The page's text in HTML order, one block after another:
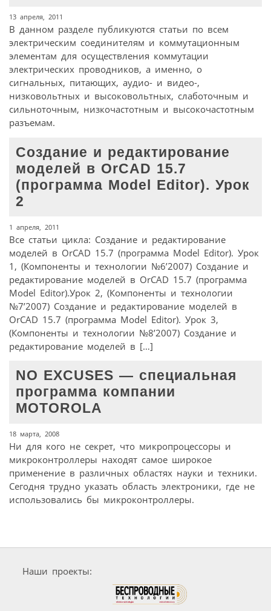
13 апреля, 2011
В данном разделе публикуются статьи по всем
электрическим соединителям и коммутационным
элементам для осуществления коммутации
электрических проводников, а именно, о
сигнальных, питающих, аудио- и видео-,
низковольтных и высоковольтных, слаботочным и
сильноточным, низкочастотным и высокочастотным
разъемам.
Создание и редактирование
моделей в OrCAD 15.7
(программа Model Editor). Урок
2
1 апреля, 2011
Все статьи цикла: Создание и редактирование
моделей в OrCAD 15.7 (программа Model Editor). Урок
1, (Компоненты и технологии №6’2007) Создание и
редактирование моделей в OrCAD 15.7 (программа
Model Editor).Урок 2, (Компоненты и технологии
№7’2007) Создание и редактирование моделей в
OrCAD 15.7 (программа Model Editor). Урок 3,
(Компоненты и технологии №8’2007) Создание и
редактирование моделей в […]
NO EXCUSES — специальная
программа компании
MOTOROLA
18 марта, 2008
Ни для кого не секрет, что микропроцессоры и
микроконтроллеры находят самое широкое
применение в различных областях науки и техники.
Сегодня трудно указать область электроники, где не
использовались бы микроконтроллеры.
Наши проекты: